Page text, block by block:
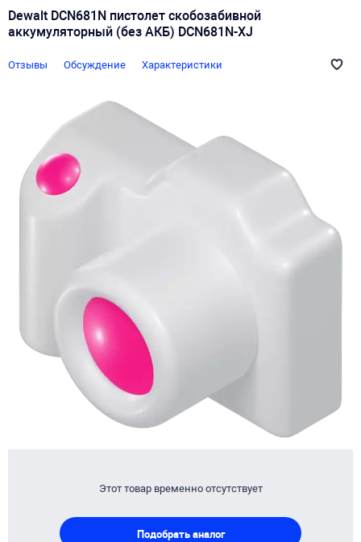
Dewalt DCN681N пистолет скобозабивной
аккумуляторный (без АКБ) DCN681N-XJ
Отзывы Обсуждение Характеристики
Этот товар временно отсутствует
Подобрать аналог